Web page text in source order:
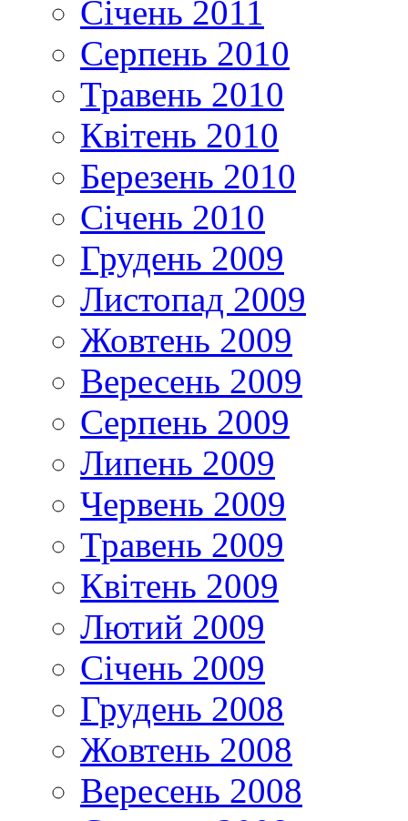
Січень 2011
Серпень 2010
Травень 2010
Квітень 2010
Березень 2010
Січень 2010
Грудень 2009
Листопад 2009
Жовтень 2009
Вересень 2009
Серпень 2009
Липень 2009
Червень 2009
Травень 2009
Квітень 2009
Лютий 2009
Січень 2009
Грудень 2008
Жовтень 2008
Вересень 2008